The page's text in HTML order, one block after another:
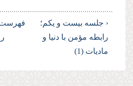
‹ جلسه بیست و یکم؛
رابطه مؤمن با دنیا و
مادیات (1)